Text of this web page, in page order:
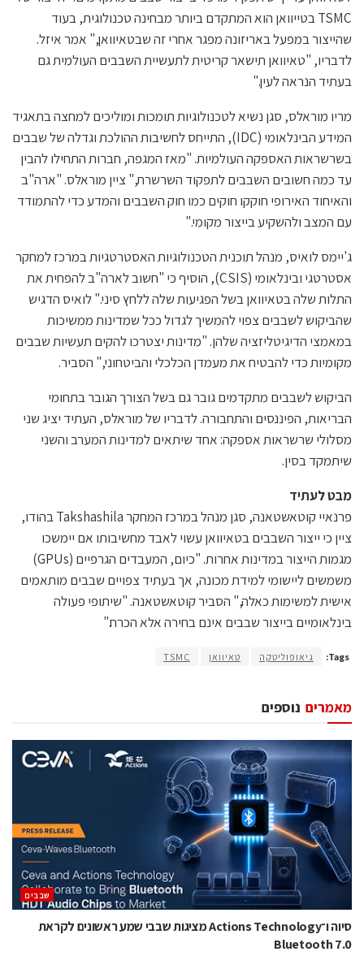
TSMC בטייוואן הוא המתקדם ביותר מבחינה טכנולוגית, בעוד
שהייצור במפעל באריזונה מפגר אחרי זה שבטאיוואן," אמר איזל.
לדבריו, "טאיוואן תישאר קריטית לתעשיית השבבים העולמית גם
בעתיד הנראה לעין."
מריו מוראלס, סגן נשיא לטכנולוגיות תומכות ומוליכים למחצה בתאגיד
המידע הבינלאומי (IDC), התייחס לחשיבות ההולכת וגדלה של שבבים
בשרשראות האספקה העולמיות. "מאז המגפה, חברות התחילו להבין
עד כמה חשובים השבבים לתפקוד השרשרת," ציין מוראלס. "ארה"ב
והאיחוד האירופי חוקקו חוקים כמו חוק השבבים והמדע כדי להתמודד
עם המצב ולהשקיע בייצור מקומי."
ג'יימס לואיס, מנהל תוכנית הטכנולוגיות האסטרטגיות במרכז למחקר
אסטרטגי ובינלאומי (CSIS), הוסיף כי "חשוב לארה"ב להפחית את
התלות שלה בטאיוואן בשל הפגיעות שלה ללחץ סיני." לואיס הדגיש
שהביקוש לשבבים צפוי להמשיך לגדול ככל שמדינות ממשיכות
במאמצי הדיגיטליזציה שלהן. "מדינות יצטרכו להקים תעשיות שבבים
מקומיות כדי להבטיח את מעמדן הכלכלי והביטחוני," הסביר.
הביקוש לשבבים מתקדמים גובר גם בשל הצורך הגובר בתחומי
הבריאות, הפיננסים והתחבורה. לדבריו של מוראלס, העתיד יציג שני
מסלולי שרשראות אספקה: אחד שיתאים למדינות המערב והשני
שיתמקד בסין.
מבט לעתיד
פרנאיי קוטאשטאנה, סגן מנהל במרכז המחקר Takshashila בהודו,
ציין כי ייצור השבבים בטאיוואן עשוי לאבד מחשיבותו אם יימשכו
מגמות הייצור במדינות אחרות. "כיום, המעבדים הגרפיים (GPUs)
משמשים ליישומי למידת מכונה, אך בעתיד צפויים שבבים מותאמים
אישית למשימות כאלה," הסביר קוטאשטאנה. "שיתופי פעולה
בינלאומיים בייצור שבבים אינם בחירה אלא הכרח."
Tags: גיאופוליטקה טאיוואן TSMC
נוספים מאמרים
‫שבבים‬
סיוה ו־Actions Technology מציגות שבבי שמע ראשונים לקראת
Bluetooth 7.0